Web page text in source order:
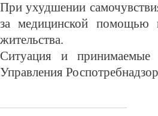
При ухудшении
за медицинской помощью
жительства.
Ситуация и принимаемые
Управления